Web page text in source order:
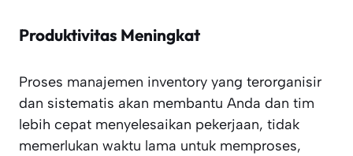
Produktivitas Meningkat
Proses manajemen inventory yang terorganisir
dan sistematis akan membantu Anda dan tim
lebih cepat menyelesaikan pekerjaan, tidak
memerlukan waktu lama untuk memproses,